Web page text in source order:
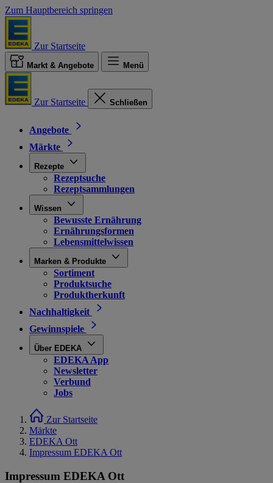
Zum Hauptbereich springen
Zur Startseite
Markt & Angebote Menü
Zur Startseite Schließen
Angebote
Märkte
Rezepte
Rezeptsuche
Rezeptsammlungen
Wissen
Bewusste Ernährung
Ernährungsformen
Lebensmittelwissen
Marken & Produkte
Sortiment
Produktsuche
Produktherkunft
Nachhaltigkeit
Gewinnspiele
Über EDEKA
EDEKA App
Newsletter
Verbund
Jobs
Zur Startseite
Märkte
EDEKA Ott
Impressum EDEKA Ott
Impressum EDEKA Ott